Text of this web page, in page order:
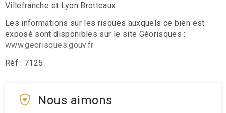
Villefranche et Lyon Brotteaux.
Les informations sur les risques auxquels ce bien est
exposé sont disponibles sur le site Géorisques :
www.georisques.gouv.fr
Réf : 7125
Nous aimons